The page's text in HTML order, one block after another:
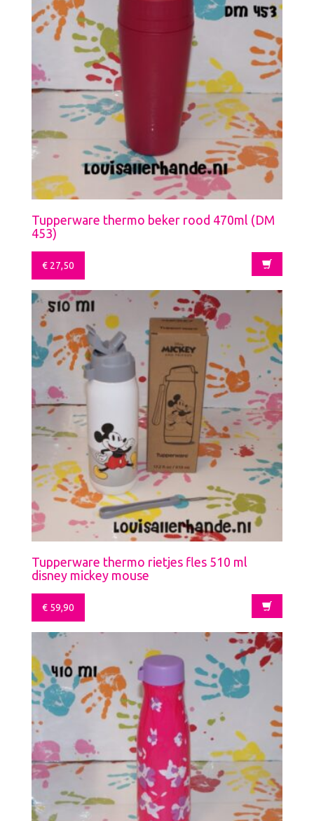
Tupperware thermo beker rood 470ml (DM
453)
€ 27,50
Tupperware thermo rietjes fles 510 ml
disney mickey mouse
€ 59,90